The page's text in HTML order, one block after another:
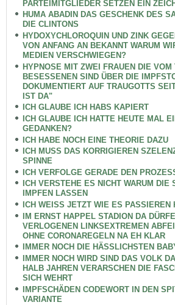
PARTEIMITGLIEDER SETZEN EIN
HUMA ABADIN DAS GESCHENK DES
DIE CLINTONS
HYDOXYCHLOROQUIN UND ZINK
VON ANFANG AN BEKANNT WARUM
MEDIEN VERSCHWIEGEN?
HYPNOSE MIT ZWEI FRAUEN DIE VOM
BESESSENEN SIND ÜBER DIE
DOKUMENTIERT AUF TRAUGOTTS
IST DA"
ICH GLAUBE ICH HABS KAPIERT
ICH GLAUBE ICH HATTE HEUTE MAL
GEDANKEN?
ICH HABE NOCH EINE THEORIE DAZU
ICH MUSS DAS KORRIGIEREN
SPINNE
ICH VERFOLGE GERADE DEN
ICH VERSTEHE ES NICHT WARUM DIE
IMPFEN LASSEN
ICH WEISS JETZT WIE ES PASSIEREN
IM ERNST HAPPEL STADION DA
VERLOGENEN LINKSEXTREMEN
OHNE CORONAREGELN NA EH KLAR
IMMER NOCH DIE HÄSSLICHSTEN
IMMER NOCH WIRD SIND DAS VOLK
HALB JAHREN VERARSCHEN DIE
SICH WEHRT
IMPFSCHÄDEN CODEWORT IN DEN
VARIANTE